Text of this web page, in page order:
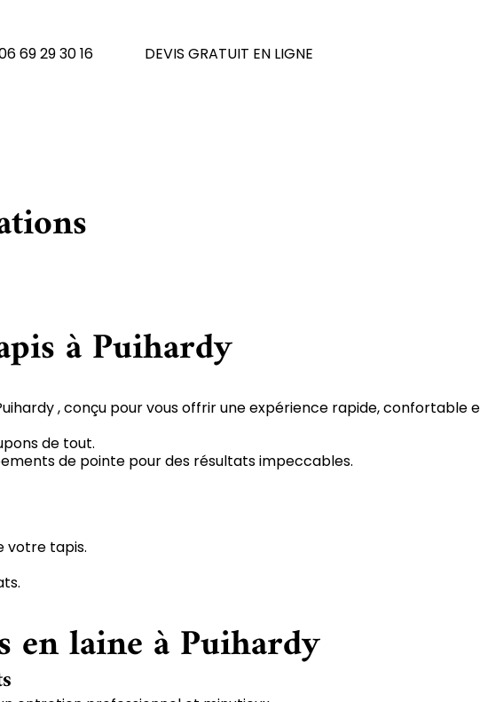
69 29 30 16 DEVIS GRATUIT EN LIGNE
à Puihardy
, conçu pour vous offrir une expérience rapide, confortable
de tout.
de pointe pour des résultats impeccables.
votre tapis.
en laine à Puihardy